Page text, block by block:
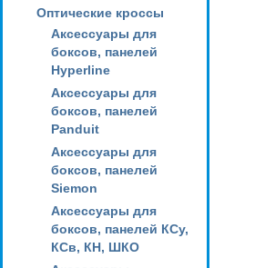
Оптические кроссы
Аксессуары для
боксов, панелей
Hyperline
Аксессуары для
боксов, панелей
Panduit
Аксессуары для
боксов, панелей
Siemon
Аксессуары для
боксов, панелей КСу,
КСв, КН, ШКО